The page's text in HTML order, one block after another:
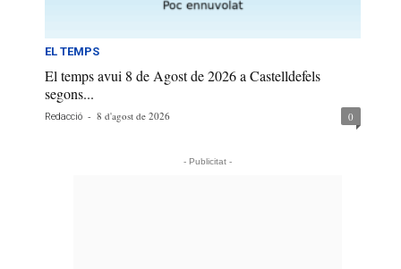
EL TEMPS
El temps avui 8 de Agost de 2026 a Castelldefels
segons...
Redacció - 8 d'agost de 2026 0
- Publicitat -